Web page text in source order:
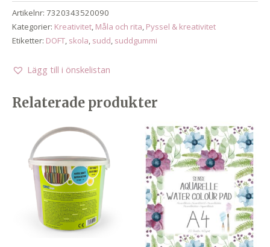
Artikelnr: 7320343520090
Kategorier: Kreativitet Måla och rita Pyssel & kreativitet
Etiketter: DOFT skola sudd suddgummi
Lägg till i önskelistan
Relaterade produkter